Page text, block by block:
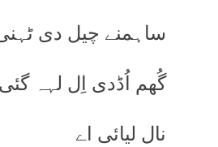
ساہمنے چیل دی
گُھم اُڈدی اِل لہہ
نال لیائی اے